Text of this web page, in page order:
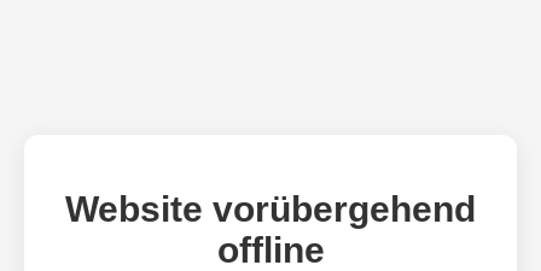
Website vorübergehend
offline